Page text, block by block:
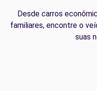
Desde carros
familiares, encontre o
suas